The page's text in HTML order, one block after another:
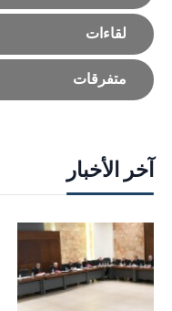
لقاءات
متفرقات
آخر الأخبار